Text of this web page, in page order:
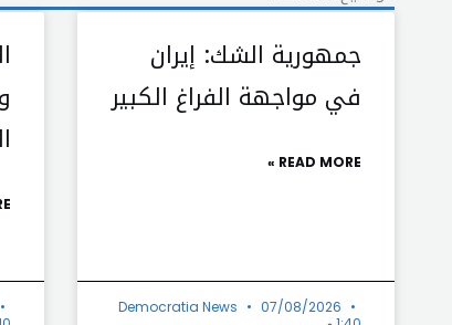
جمهورية الشك: إيران
في مواجهة الفراغ الكبير
READ MORE »
Democratia News
07/08/2026
»